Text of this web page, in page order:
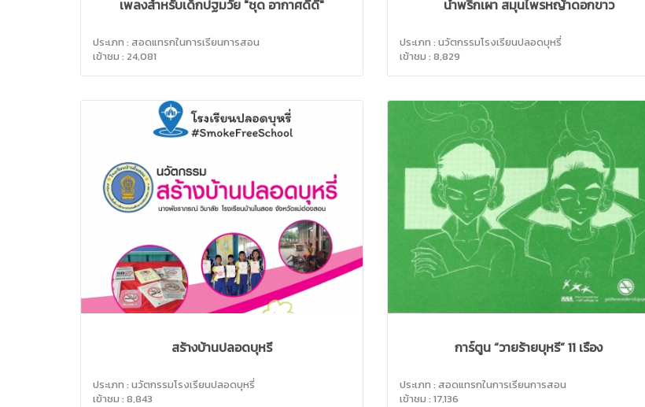
เพลงสำหรับเด็กปฐมวัย "ชุด อากาศดีดี"
ประเภท : สอดแทรกในการเรียนการสอน
เข้าชม : 24,081
น้ำพริกเผา สมุนไพรหญ้าดอกขาว
ประเภท : นวัตกรรมโรงเรียนปลอดบุหรี่
เข้าชม : 8,829
สร้างบ้านปลอดบุหรี่
ประเภท : นวัตกรรมโรงเรียนปลอดบุหรี่
เข้าชม : 8,843
การ์ตูน “วายร้ายบุหรี่” 11 เรื่อง
ประเภท : สอดแทรกในการเรียนการสอน
เข้าชม : 17,136